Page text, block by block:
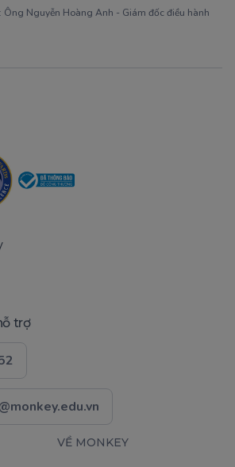
Ông Nguyễn Hoàng Anh - Giám đốc điều hành
trợ
VỀ MONKEY